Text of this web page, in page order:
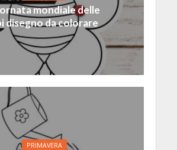
mondiale delle
disegno da colorare
PRIMAVERA